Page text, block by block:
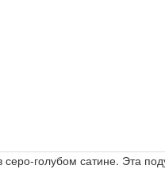
голубом сатине. Эта